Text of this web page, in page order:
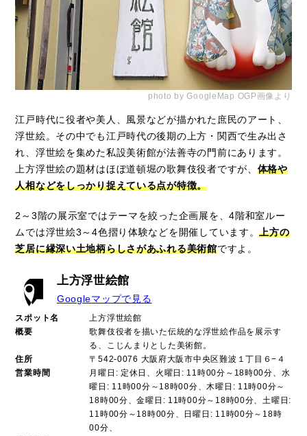
photo by GoogleMap OGP画像より
江戸時代に役者や美人、風景などが描かれた庶民のアート、
浮世絵。その中でも江戸時代の後期の上方・関西で生み出さ
れ、浮世絵を集めた私設美術館が法善寺の門前にあります。
上方浮世絵の題材はほぼ道頓堀の歌舞伎役者ですが、 体格や
人相などをしっかり捉えている点が特徴。
2～3階の展示室ではテーマを絞った企画展を、4階和室ルー
ムでは浮世絵3～4色摺り体験などを開催しています。上方の
芝居に縁深い土地柄らしさがあふれる美術館ですよ。
上方浮世絵館
Googleマップで見る
スポット名
上方浮世絵館
概要
歌舞伎役者を描いた伝統的な浮世絵作品を展示す
る、こじんまりとした美術館。
住所
〒542-0076 大阪府大阪市中央区難波１丁目６−４
営業時間
月曜日: 定休日、火曜日: 11時00分～18時00分、水
曜日: 11時00分～18時00分、木曜日: 11時00分～
18時00分、金曜日: 11時00分～18時00分、土曜日:
11時00分～18時00分、日曜日: 11時00分～18時
00分、